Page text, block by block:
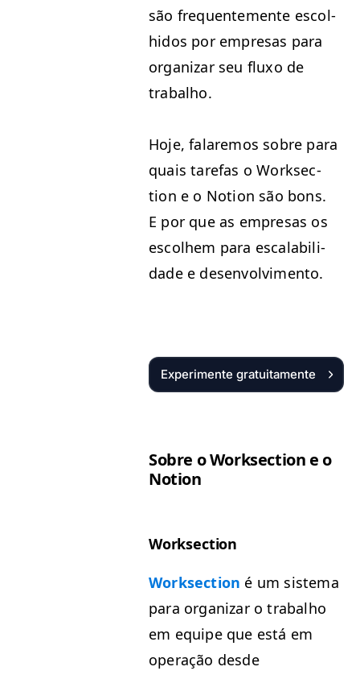
são fre­quente­mente escol­
hi­dos por empre­sas para
orga­ni­zar seu fluxo de
trabalho.
Hoje, falare­mos sobre para
quais tare­fas o Work­sec­
tion e o Notion são bons.
E por que as empre­sas os
escol­hem para escal­a­bil­i­
dade e desenvolvimento.
Experimente gratuitamente
Sobre o Work­sec­tion e o
Notion
Work­sec­tion
Work­sec­tion é um sis­tema
para orga­ni­zar o tra­bal­ho
em equipe que está em
oper­ação des­de